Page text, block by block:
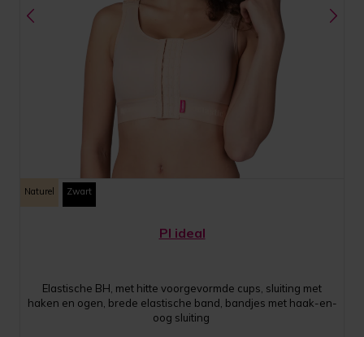
Naturel Zwart
PI ideal
Elastische BH, met hitte voorgevormde cups, sluiting met
haken en ogen, brede elastische band, bandjes met haak-en-
oog sluiting